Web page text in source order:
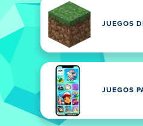
JUEGOS
JUEGOS